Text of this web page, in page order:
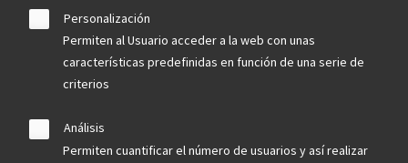
Personalización
Permiten al Usuario acceder a la web con unas
características predefinidas en función de una serie de
criterios
Análisis
Permiten cuantificar el número de usuarios y así realizar